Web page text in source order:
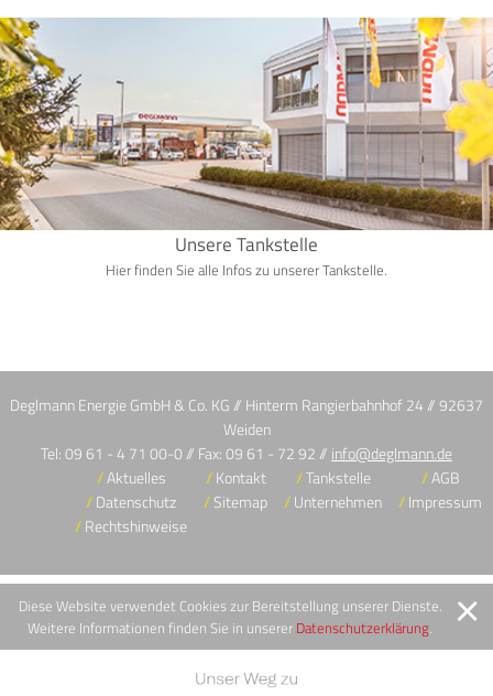
Diese Website verwendet Cookies zur Bereitstellung unserer Dienste.
Weitere Informationen finden Sie in unserer Datenschutzerklärung.
Unsere Tankstelle
Hier finden Sie alle Infos zu unserer Tankstelle.
Deglmann Energie GmbH & Co. KG // Hinterm Rangierbahnhof 24 // 92637
Weiden
Tel: 09 61 - 4 71 00-0 // Fax: 09 61 - 72 92 //info@deglmann.de
Aktuelles
Datenschutz
Rechtshinweise
Kontakt
Sitemap
Tankstelle
Unternehmen
AGB
Impressum